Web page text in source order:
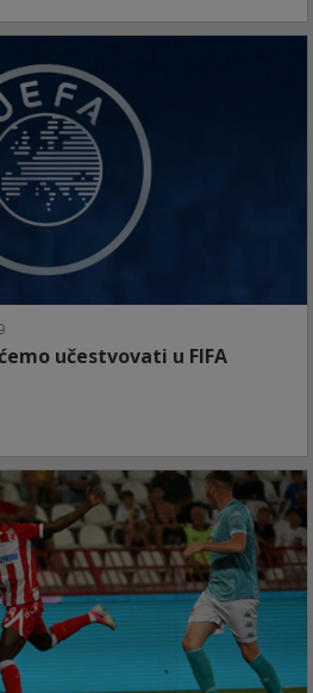
učestvovati u FIFA